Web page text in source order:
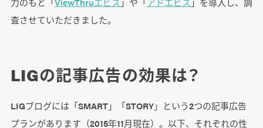
査させていただきました。
LIGの記事広告の効果は？
LIGブログには「SMART」「STORY」という2つの記事広告
プランがあります（2015年11月現在）。以下、それぞれの性